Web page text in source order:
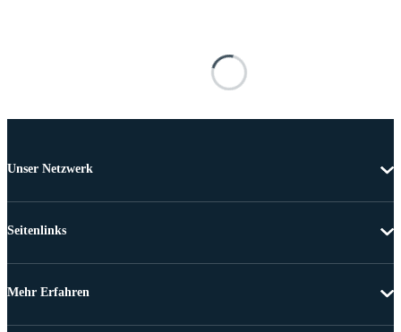
Unser Netzwerk
Seitenlinks
Mehr Erfahren